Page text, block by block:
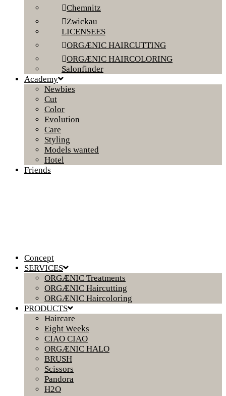
Chemnitz
Zwickau
LICENSEES
ORGÆNIC HAIRCUTTING
ORGÆNIC HAIRCOLORING
Salonfinder
Academy
Newbies
Cut
Color
Evolution
Care
Styling
Models wanted
Hotel
Friends
Concept
SERVICES
ORGÆNIC Treatments
ORGÆNIC Haircutting
ORGÆNIC Haircoloring
PRODUCTS
Haircare
Eight Weeks
CIAO CIAO
ORGÆNIC HALO
BRUSH
Scissors
Pandora
H2O